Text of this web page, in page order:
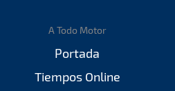
A Todo Motor
Portada
Tiempos Online